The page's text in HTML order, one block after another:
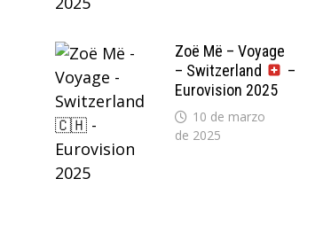
Zoë Më – Voyage
– Switzerland
–
Eurovision 2025
10 de marzo
de 2025